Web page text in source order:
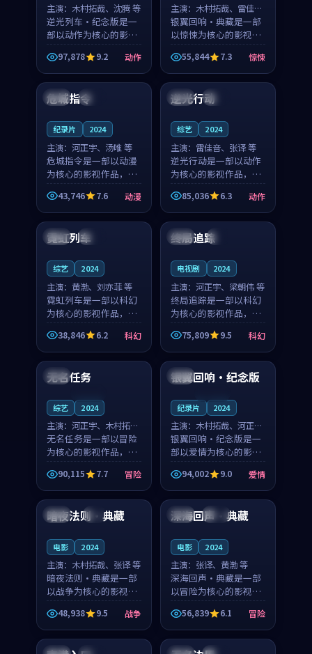
主演： 木村拓哉、沈腾 等
逆光列车·纪念版是一
部以动作为核心的影视
作品，围绕危机、反转
与人物成长展开，整体
节奏紧凑，值得推荐观
看。
97,878 9.2 动作
主演： 木村拓哉、雷佳音
等
银翼回响·典藏是一部
以惊悚为核心的影视作
品，围绕危机、反转与
人物成长展开，整体节
奏紧凑，值得推荐观
看。
55,844 7.3 惊悚
韩国 高分
危城指令
纪录片 2024
主演： 河正宇、汤唯 等
危城指令是一部以动漫
为核心的影视作品，围
绕危机、反转与人物成
长展开，整体节奏紧
凑，值得推荐观看。
43,746 7.6 动漫
日本 高分
逆光行动
综艺 2024
主演： 雷佳音、张译 等
逆光行动是一部以动作
为核心的影视作品，围
绕危机、反转与人物成
长展开，整体节奏紧
凑，值得推荐观看。
85,036 6.3 动作
英国 院线
霓虹列车
综艺 2024
主演： 黄渤、刘亦菲 等
霓虹列车是一部以科幻
为核心的影视作品，围
绕危机、反转与人物成
长展开，整体节奏紧
凑，值得推荐观看。
38,846 6.2 科幻
中国 4K
终局追踪
电视剧 2024
主演： 河正宇、梁朝伟 等
终局追踪是一部以科幻
为核心的影视作品，围
绕危机、反转与人物成
长展开，整体节奏紧
凑，值得推荐观看。
75,809 9.5 科幻
日本
无名任务
综艺 2024
主演： 河正宇、木村拓哉
等
无名任务是一部以冒险
为核心的影视作品，围
绕危机、反转与人物成
长展开，整体节奏紧
凑，值得推荐观看。
90,115 7.7 冒险
中国
银翼回响·纪念版
纪录片 2024
主演： 木村拓哉、河正宇
等
银翼回响·纪念版是一
部以爱情为核心的影视
作品，围绕危机、反转
与人物成长展开，整体
节奏紧凑，值得推荐观
看。
94,002 9.0 爱情
中国 4K
暗夜法则·典藏
电影 2024
主演： 木村拓哉、张译 等
暗夜法则·典藏是一部
以战争为核心的影视作
品，围绕危机、反转与
人物成长展开，整体节
奏紧凑，值得推荐观
看。
48,938 9.5 战争
法国 高分
深海回声·典藏
电影 2024
主演： 张译、黄渤 等
深海回声·典藏是一部
以冒险为核心的影视作
品，围绕危机、反转与
人物成长展开，整体节
奏紧凑，值得推荐观
看。
56,839 6.1 冒险